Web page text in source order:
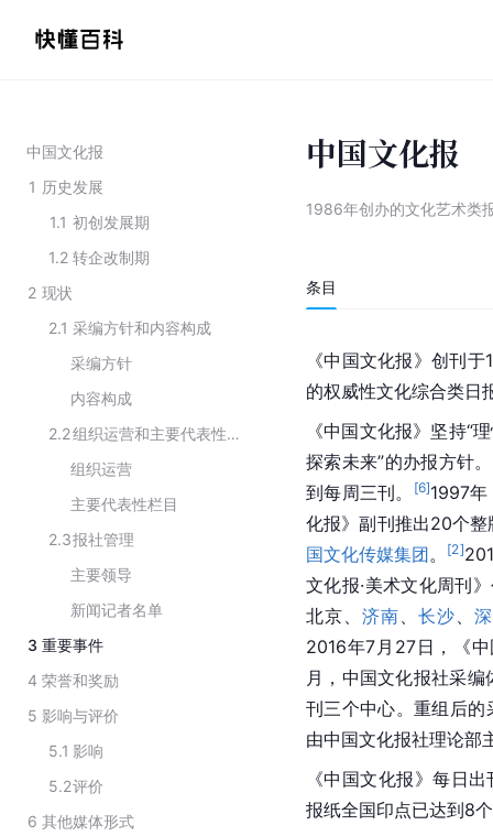
中国文化报
1 历史发展
1.1 初创发展期
1.2 转企改制期
2 现状
2.1 采编方针和内容构成
采编方针
内容构成
2.2
组织运营和主要代表性栏目
组织运营
主要代表性栏目
2.3报社管理
主要领导
新闻记者名单
3 重要事件
4 荣誉和奖励
5 影响与评价
5.1 影响
5.2评价
6 其他媒体形式
中国文化报
1986年创办的文化艺术类
条目
《中国文化报》创刊
的权威性文化综合类日
《中国文化报》坚持“
探索未来”的办报方针。
到每周三刊。 [6]1997
化报》副刊推出20个整
国文化传媒集团。 [2]
文化报·美术文化周刊
北京、 济南 长沙
2016年7月27日，《
月，中国文化报社采
刊三个中心。重组后的
由中国文化报社理论部
《中国文化报》每日
报纸全国印点已达到8